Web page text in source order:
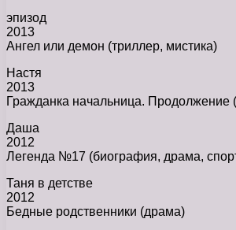
эпизод
2013
Ангел или демон (триллер, мистика)
Настя
2013
Гражданка начальница. Продолжение
Даша
2012
Легенда №17 (биография, драма,
Таня в детстве
2012
Бедные родственники (драма)